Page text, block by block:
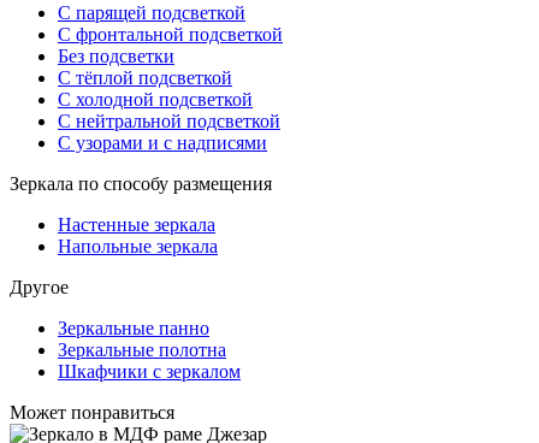
С парящей подсветкой
С фронтальной подсветкой
Без подсветки
С тёплой подсветкой
С холодной подсветкой
С нейтральной подсветкой
С узорами и с надписями
Зеркала по способу размещения
Настенные зеркала
Напольные зеркала
Другое
Зеркальные панно
Зеркальные полотна
Шкафчики с зеркалом
Может понравиться